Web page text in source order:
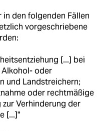
in den folgenden Fällen
vorgeschriebene
[...] bei
Alkohol- oder
und Landstreichern;
oder rechtmäßige
Verhinderung der
[...]"